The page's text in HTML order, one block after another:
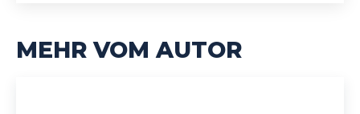
MEHR VOM AUTOR